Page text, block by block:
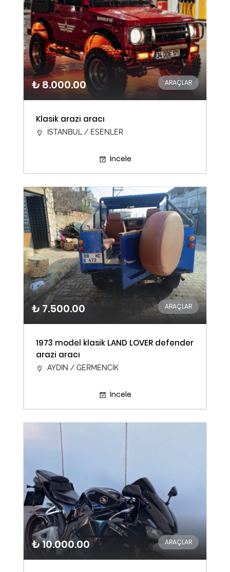
₺ 8.000.00 ARAÇLAR
Klasik arazi aracı
İSTANBUL / ESENLER
İncele
₺ 7.500.00 ARAÇLAR
1973 model klasik LAND LOVER defender
arazi aracı
AYDIN / GERMENCİK
İncele
₺ 10.000.00 ARAÇLAR